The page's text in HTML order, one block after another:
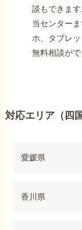
談もできます
当センター
ホ、タブレ
無料相談がで
対応エリア（四
愛媛県
香川県